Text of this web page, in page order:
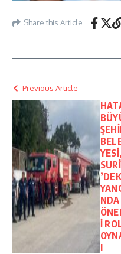
Share this Article
Previous Article
YESİ,
NDA
İ
I